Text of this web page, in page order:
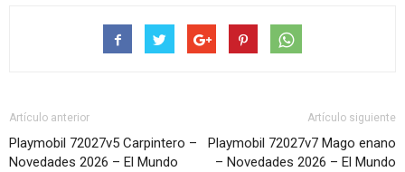
Artículo anterior
Playmobil 72027v5 Carpintero –
Novedades 2026 – El Mundo
Artículo siguiente
Playmobil 72027v7 Mago enano
– Novedades 2026 – El Mundo